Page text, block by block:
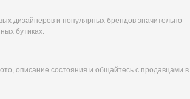
дизайнеров и популярных брендов значительно
бутиках.
описание состояния и общайтесь с продавцами в